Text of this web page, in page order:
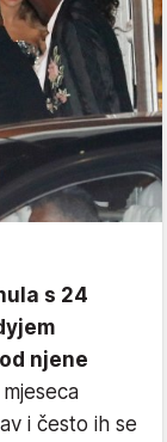
s 24
njene
i često ih se